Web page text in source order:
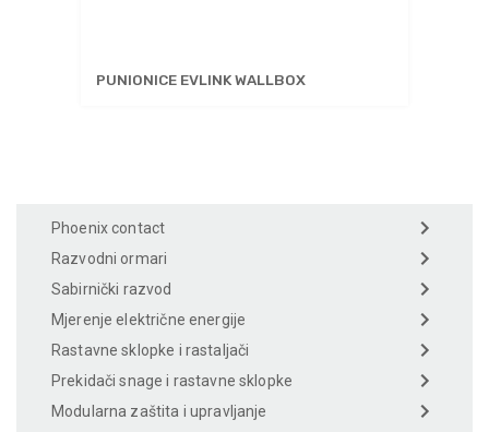
PUNIONICE EVLINK WALLBOX
Phoenix contact
Razvodni ormari
Sabirnički razvod
Mjerenje električne energije
Rastavne sklopke i rastaljači
Prekidači snage i rastavne sklopke
Modularna zaštita i upravljanje